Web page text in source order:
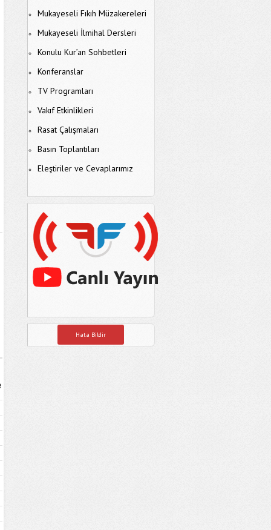
Mukayeseli Fıkıh Müzakereleri
Mukayeseli İlmihal Dersleri
Konulu Kur’an Sohbetleri
Konferanslar
TV Programları
Vakıf Etkinlikleri
Rasat Çalışmaları
Basın Toplantıları
Eleştiriler ve Cevaplarımız
Hata Bildir